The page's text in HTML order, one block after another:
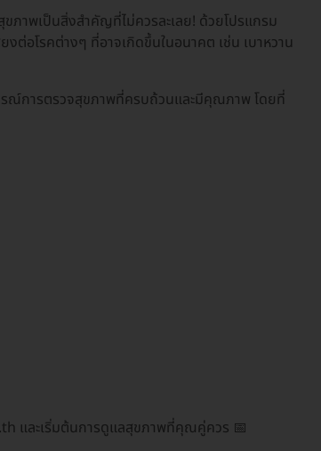
ภาพเป็นสิ่งสำคัญที่ไม่ควรละเลย! ด้วยโปรแกรม
ต่อโรคต่างๆ ที่อาจเกิดขึ้นในอนาคต เช่น เบาหวาน
ณ์การตรวจสุขภาพที่ครบถ้วนและมีคุณภาพ โดยที่
และเริ่มต้นการดูแลสุขภาพที่คุณคู่ควร 📅